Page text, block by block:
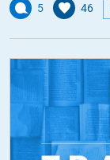
5 46